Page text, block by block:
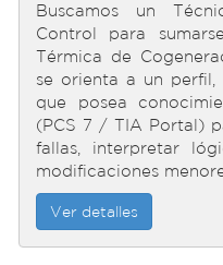
Buscamos un
Control para
Térmica de
se orienta a un perfil,
que posea
(PCS 7 / TIA Portal)
fallas, interpretar
modificaciones
Ver detalles